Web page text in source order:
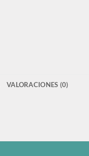
VALORACIONES (0)